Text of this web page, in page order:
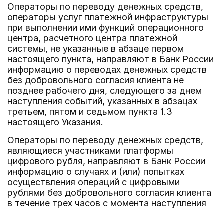
Операторы по переводу денежных средств,
операторы услуг платежной инфраструктуры
при выполнении ими функций операционного
центра, расчетного центра платежной
системы, не указанные в абзаце первом
настоящего пункта, направляют в Банк России
информацию о переводах денежных средств
без добровольного согласия клиента не
позднее рабочего дня, следующего за днем
наступления событий, указанных в абзацах
третьем, пятом и седьмом пункта 1.3
настоящего Указания.
Операторы по переводу денежных средств,
являющиеся участниками платформы
цифрового рубля, направляют в Банк России
информацию о случаях и (или) попытках
осуществления операций с цифровыми
рублями без добровольного согласия клиента
в течение трех часов с момента наступления